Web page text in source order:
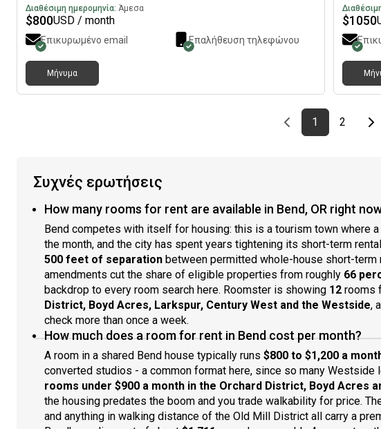
Διαθέσιμη ημερομηνία: Άμεσα
$800USD / month
Επικυρωμένο email Επαλήθευση τηλεφώνου
Μήνυμα
$1050
Previous page
page
1First page
page
2Last
Συχνές ερωτήσεις
How many rooms for rent are available in Bend, OR right
Bend competes with itself for housing: this is a tourism town where
the month, and the city has spent years tightening its short-term
500 feet of separation between permitted whole-house short-
amendments cut the share of eligible properties from roughly 66
backdrop to every room search here. Roomster is showing 12 rooms
District, Boyd Acres, Larkspur, Century West and the Westside,
check more than once a week.
How much does a room for rent in Bend cost per month?
A room in a shared Bend house typically runs $800 to $1,200 a
converted studios - a common format here, since so many Westside
rooms under $900 a month in the Orchard District, Boyd
the housing predates the boom and you trade walkability for price.
and anything in walking distance of the Old Mill District all carry a